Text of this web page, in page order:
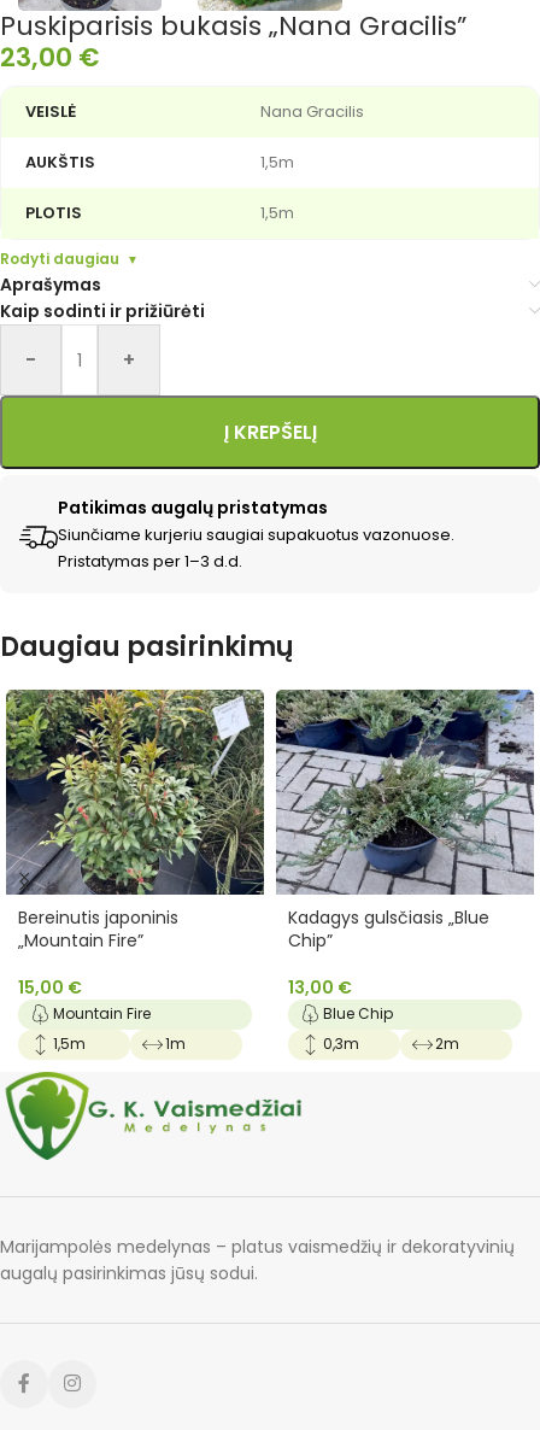
Puskiparisis bukasis „Nana Gracilis”
23,00 €
VEISLĖ Nana Gracilis
AUKŠTIS 1,5m
PLOTIS 1,5m
Rodyti daugiau
Aprašymas
Kaip sodinti ir prižiūrėti
- +
Į KREPŠELĮ
Patikimas augalų pristatymas
Siunčiame kurjeriu saugiai supakuotus vazonuose.
Pristatymas per 1–3 d.d.
Daugiau pasirinkimų
Bereinutis japoninis
„Mountain Fire”
15,00 €
Mountain Fire
1,5m
1m
Kadagys gulsčiasis „Blue
Chip”
13,00 €
Blue Chip
0,3m
2m
Marijampolės medelynas – platus vaismedžių ir dekoratyvinių
augalų pasirinkimas jūsų sodui.